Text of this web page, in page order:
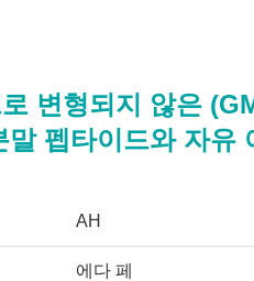
변형되지 않은
말 펩타이드와 자유
AH
에다 페